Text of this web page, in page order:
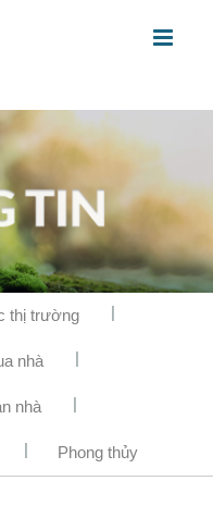
thị trường
nhà
nhà
Phong thủy